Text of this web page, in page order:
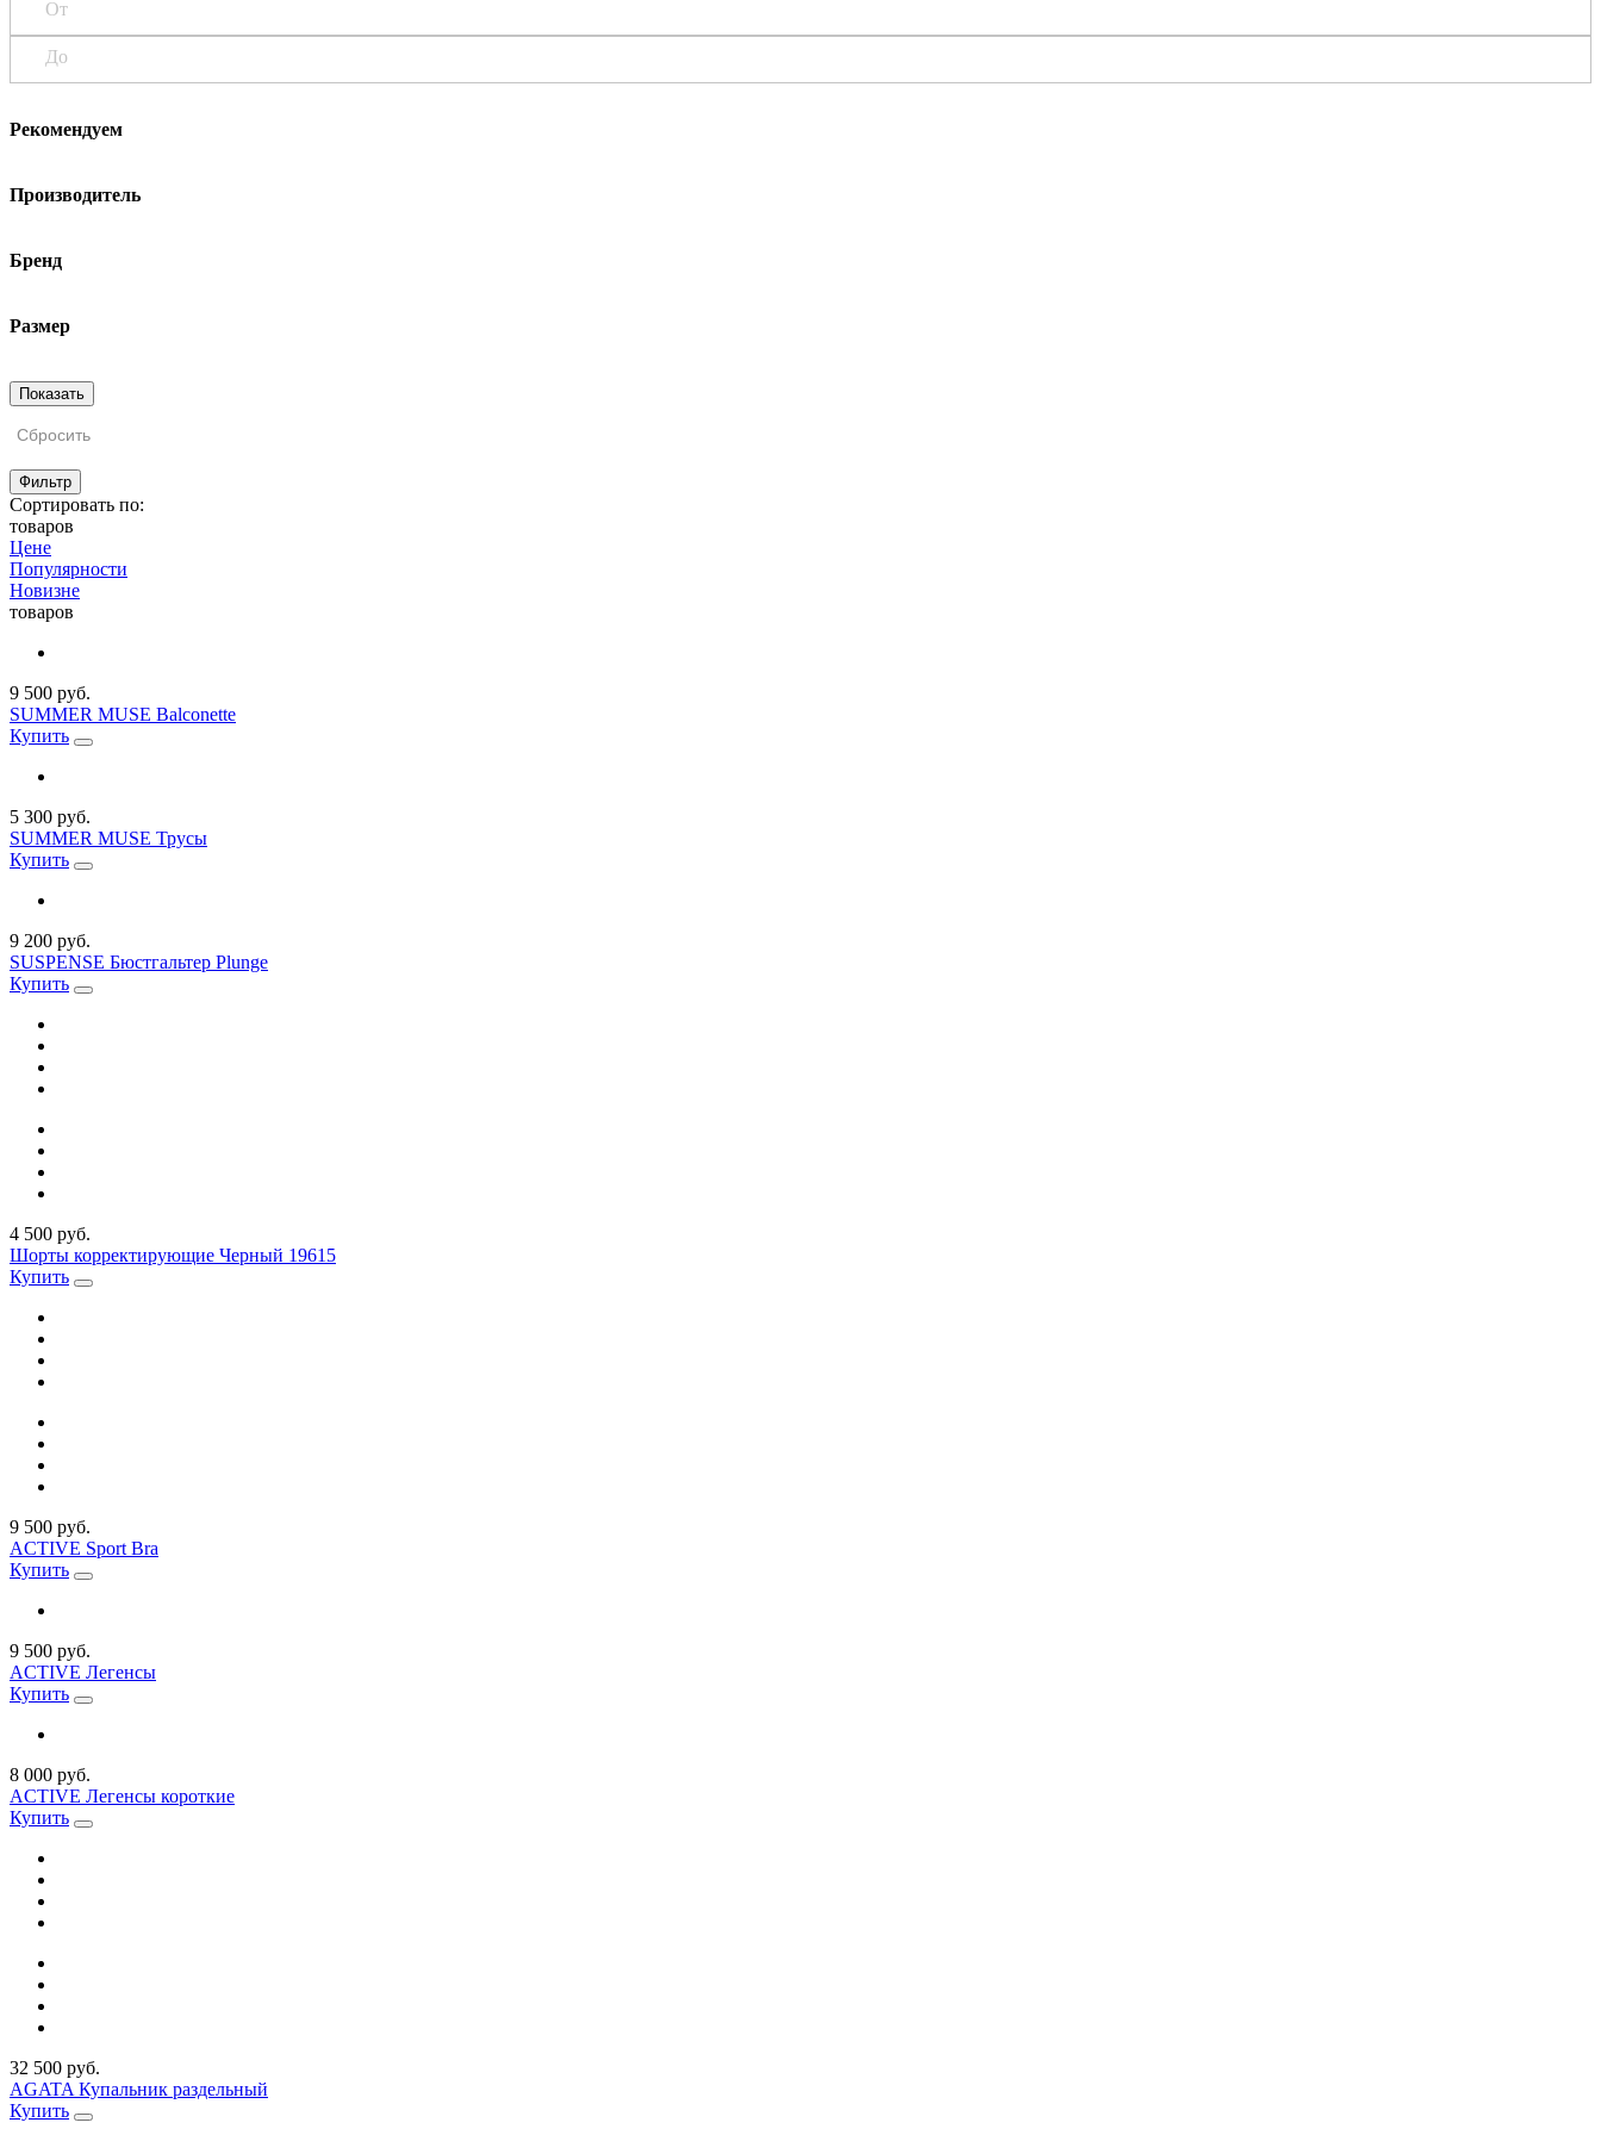
От
До
Рекомендуем
Производитель
Бренд
Размер
Сбросить
Фильтр
Сортировать по:
товаров
Цене
Популярности
Новизне
товаров
9 500 руб.
SUMMER MUSE Balconette
Купить
5 300 руб.
SUMMER MUSE Трусы
Купить
9 200 руб.
SUSPENSE Бюстгальтер Plunge
Купить
4 500 руб.
Шорты корректирующие Черный 19615
Купить
9 500 руб.
ACTIVE Sport Bra
Купить
9 500 руб.
ACTIVE Легенсы
Купить
8 000 руб.
ACTIVE Легенсы короткие
Купить
32 500 руб.
AGATA Купальник раздельный
Купить